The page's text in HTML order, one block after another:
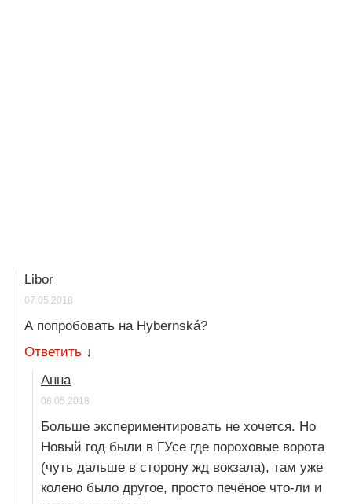
Libor
07.05.2018
А попробовать на Hybernská?
Ответить ↓
Анна
08.05.2018
Больше экспериментировать не хочется. Но
Новый год были в ГУсе где пороховые ворота
(чуть дальше в сторону жд вокзала), там уже
колено было другое, просто печёное что-ли и